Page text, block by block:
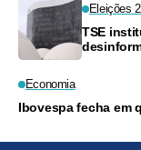
Eleições
TSE
Economia
Ibovespa fecha em